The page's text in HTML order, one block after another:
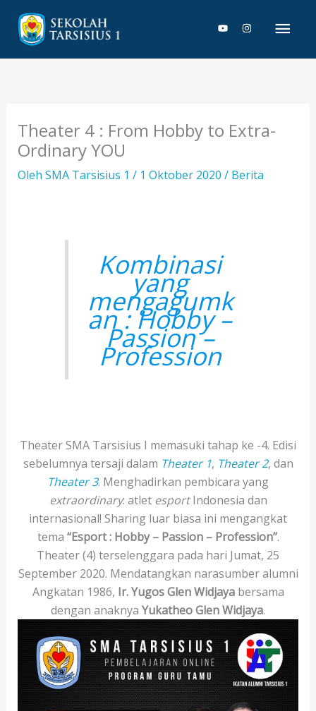
konten
Theater 4 : From Hobby to Extra-
Ordinary YOU
Oleh SMA Tarsisius 1 / 1 Oktober 2020 / Berita
Kombinasi
yang
mengagumk
an : Hobby –
Passion –
Profession
Theater SMA Tarsisius I memasuki tahap ke -4. Edisi
sebelumnya tersaji dalam Theater 1, Theater 2, dan
Theater 3. Menghadirkan pembicara yang
extraordinary: atlet esportIndonesia dan
internasional! Sharing luar biasa ini mengangkat
tema “Esport : Hobby – Passion – Profession”.
Theater (4) terselenggara pada hari Jumat, 25
September 2020. Mendatangkan narasumber alumni
Angkatan 1986, Ir. Yugos Glen Widjayabersama
dengan anaknya Yukatheo Glen Widjaya.